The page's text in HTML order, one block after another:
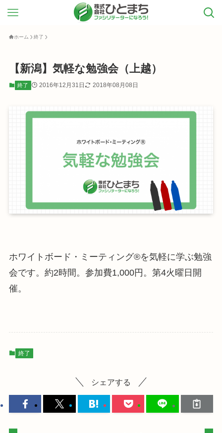
ホーム 終了
【新潟】気軽な勉強会（上越）
終了 2016年12月31日 2018年08月08日
ホワイトボード・ミーティング®を気軽に学ぶ勉強
会です。約2時間。参加費1,000円。第4火曜日開
催。
終了
シェアする